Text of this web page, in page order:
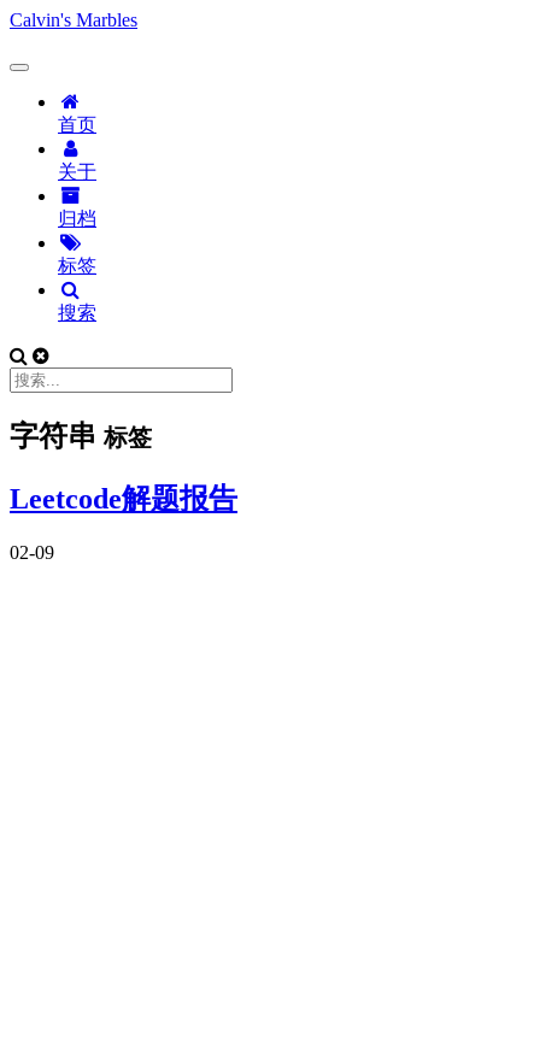
Calvin's Marbles
首页
关于
归档
标签
搜索
字符串标签
Leetcode解题报告
02-09